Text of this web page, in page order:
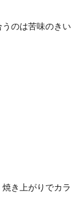
のは苦味のきい
き上がりでカラ